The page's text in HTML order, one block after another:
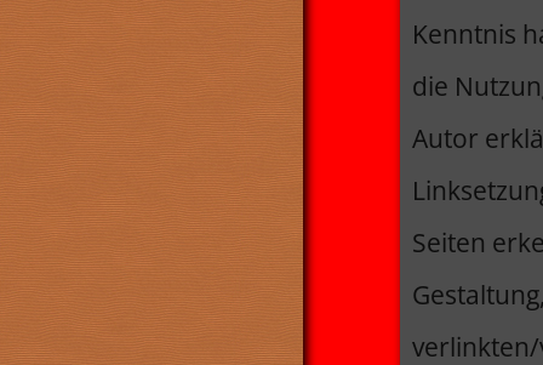
Kenntnis
die
Autor
Seiten